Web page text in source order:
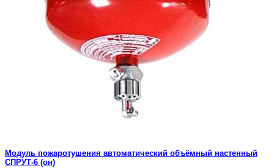
Модуль пожаротушения автоматический объёмный настенный
СПРУТ-6 (он)